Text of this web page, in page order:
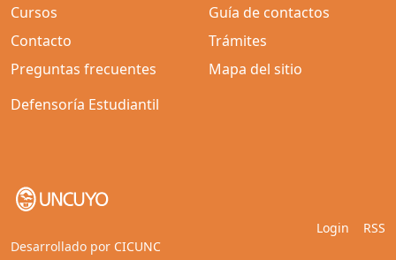
Cursos
Contacto
Preguntas frecuentes
Guía de contactos
Trámites
Mapa del sitio
Defensoría Estudiantil
Login
RSS
Desarrollado por CICUNC